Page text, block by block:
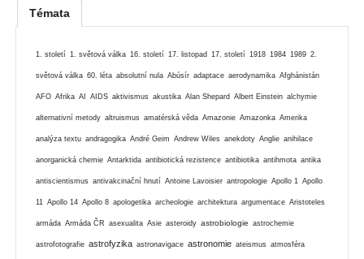
Témata
1. století 1. světová válka 16. století 17. listopad 17. století 1918 1984 1989 2.
světová válka 60. léta absolutní nula Abúsír adaptace aerodynamika Afghánistán
AFO Afrika AI AIDS aktivismus akustika Alan Shepard Albert Einstein alchymie
alternativní metody altruismus amatérská věda Amazonie Amazonka Amerika
analýza textu andragogika André Geim Andrew Wiles anekdoty Anglie anihilace
anorganická chemie Antarktida antibiotická rezistence antibiotika antihmota antika
antiscientismus antivakcinační hnutí Antoine Lavoisier antropologie Apollo 1 Apollo
11 Apollo 14 Apollo 8 apologetika archeologie architektura argumentace Aristoteles
armáda Armáda ČR asexualita Asie asteroidy astrobiologie astrochemie
astrofotografie astrofyzika astronavigace astronomie ateismus atmosféra